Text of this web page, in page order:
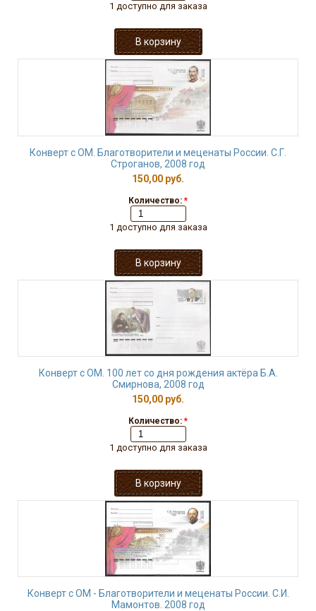
1 доступно для заказа
Конверт с ОМ. Благотворители и меценаты России. С.Г.
Строганов, 2008 год
150,00 руб.
Количество: *
1 доступно для заказа
Конверт с ОМ. 100 лет со дня рождения актёра Б.А.
Смирнова, 2008 год
150,00 руб.
Количество: *
1 доступно для заказа
Конверт с ОМ - Благотворители и меценаты России. С.И.
Мамонтов. 2008 год